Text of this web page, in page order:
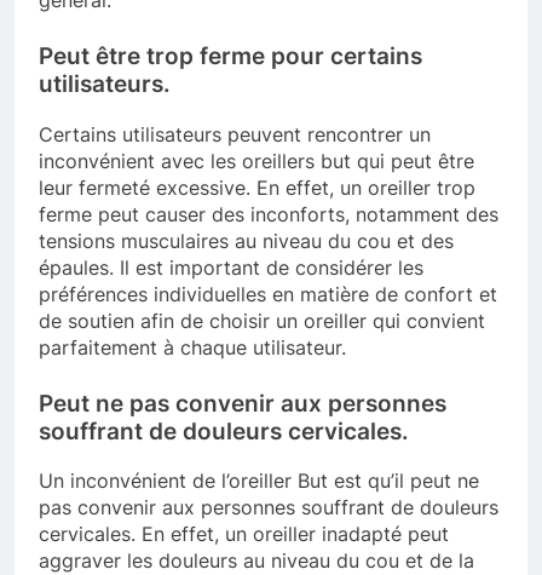
Peut être trop ferme pour certains
utilisateurs.
Certains utilisateurs peuvent rencontrer un
inconvénient avec les oreillers but qui peut être
leur fermeté excessive. En effet, un oreiller trop
ferme peut causer des inconforts, notamment des
tensions musculaires au niveau du cou et des
épaules. Il est important de considérer les
préférences individuelles en matière de confort et
de soutien afin de choisir un oreiller qui convient
parfaitement à chaque utilisateur.
Peut ne pas convenir aux personnes
souffrant de douleurs cervicales.
Un inconvénient de l’oreiller But est qu’il peut ne
pas convenir aux personnes souffrant de douleurs
cervicales. En effet, un oreiller inadapté peut
aggraver les douleurs au niveau du cou et de la